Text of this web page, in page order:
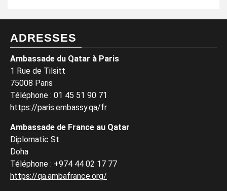
ADRESSES
Ambassade du Qatar à Paris
1 Rue de Tilsitt
75008 Paris
Téléphone : 01 45 51 90 71
https://paris.embassy.qa/fr
Ambassade de France au Qatar
Diplomatic St
Doha
Téléphone : +974 44 02 17 77
https://qa.ambafrance.org/